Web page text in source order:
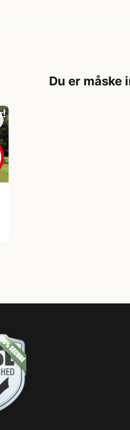
Du er måske